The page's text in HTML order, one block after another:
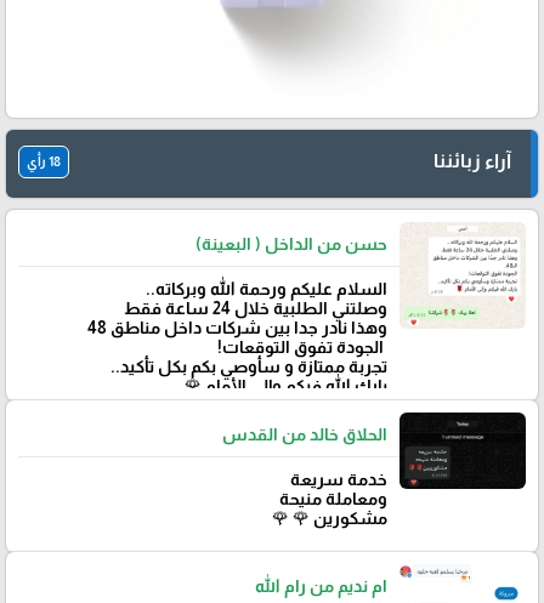
آراء زبائننا 18 رأي
حسن من الداخل ( البعينة)
‏السلام عليكم ورحمة الله وبركاته..
وصلتني الطلبية خلال 24 ساعة فقط
‏وهذا نادر جدا بين شركات داخل مناطق 48
‏ الجودة تفوق التوقعات!
تجربة ممتازة و سأوصي بكم بكل تأكيد..
‏بارك الله فيكم وإلى الأمام 🌹
الحلاق خالد من القدس
خدمة سريعة
ومعاملة منيحة
مشكورين 🌹 🌹
ام نديم من رام الله